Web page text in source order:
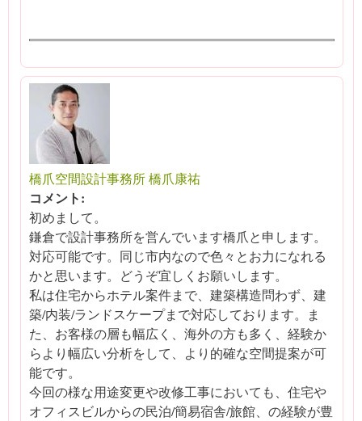
橋爪空間設計事務所 橋爪康祐
コメント:
初めまして。
鎌倉で設計事務所を営んでいます橋爪と申します。
対応可能です。同じ市内なので色々とお力になれる
かと思います。どうぞ宜しくお願いします。
私は住宅からホテル案件まで、建築構造問わず、建
築/内装/ランドスケープまで対応しております。ま
た、お客様の層も幅広く、海外の方も多く、経験か
らより幅広い分析をして、より的確な空間提案が可
能です。
今回の様な用途変更や改修工事においても、住宅や
オフィスビルからの民泊/簡易宿舎/旅館、の経験が豊